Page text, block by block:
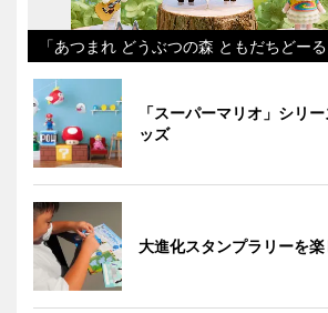
「あつまれ どうぶつの森 ともだちどーる
「スーパーマリオ」シリ
ッズ
大進化スタンプラリーを